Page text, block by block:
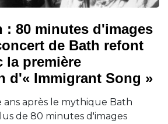
: 80 minutes d'images
de Bath refont
la première
d'« Immigrant Song »
ans après le mythique Bath
de 80 minutes d'images